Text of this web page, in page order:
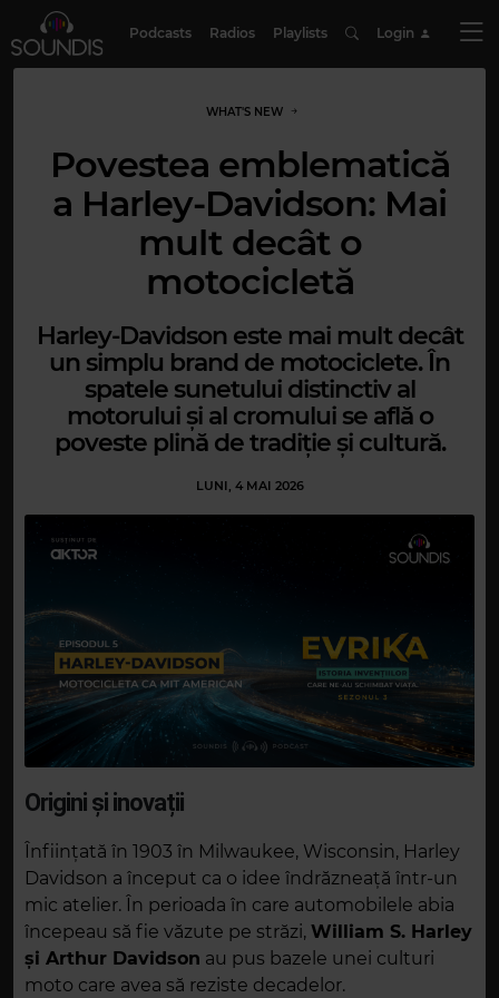
Podcasts Radios Playlists Login
WHAT'S NEW
Povestea emblematică
a Harley-Davidson: Mai
mult decât o
motocicletă
Harley-Davidson este mai mult decât
un simplu brand de motociclete. În
spatele sunetului distinctiv al
motorului și al cromului se află o
poveste plină de tradiție și cultură.
LUNI, 4 MAI 2026
Origini și inovații
Înființată în 1903 în Milwaukee, Wisconsin, Harley
Davidson a început ca o idee îndrăzneață într-un
mic atelier. În perioada în care automobilele abia
începeau să fie văzute pe străzi, William S. Harley
și Arthur Davidson au pus bazele unei culturi
moto care avea să reziste decadelor.